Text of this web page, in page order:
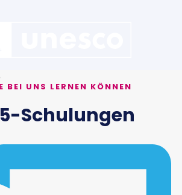
BEI UNS LERNEN KÖNNEN
Schulungen